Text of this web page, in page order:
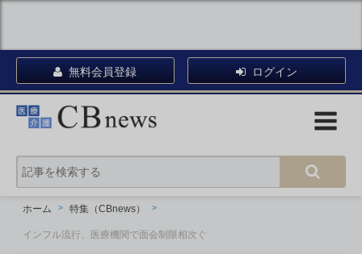
無料会員登録 ログイン
ホーム 特集（CBnews）
インフル流行、医療機関で面会制限相次ぐ